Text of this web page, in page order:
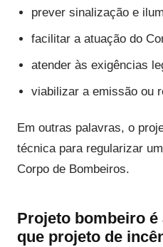
prever sinalização e
facilitar a atuação do
atender às exigências
viabilizar a emissão ou
Em outras palavras, o
técnica para regularizar
Corpo de Bombeiros.
Projeto bombeiro é
que projeto de